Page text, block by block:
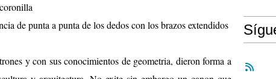
de punta a punta de los dedos con los brazos extendidos
y con sus conocimientos de geometria, dieron forma a